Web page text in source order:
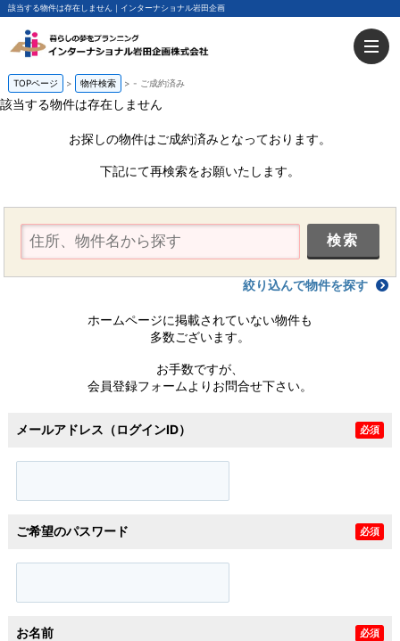
該当する物件は存在しません｜インターナショナル岩田企画
TOPページ 物件検索 - ご成約済み
該当する物件は存在しません
お探しの物件はご成約済みとなっております。
下記にて再検索をお願いたします。
絞り込んで物件を探す
ホームページに掲載されていない物件も
多数ございます。
お手数ですが、
会員登録フォームよりお問合せ下さい。
メールアドレス（ログインID） 必須
ご希望のパスワード 必須
お名前 必須